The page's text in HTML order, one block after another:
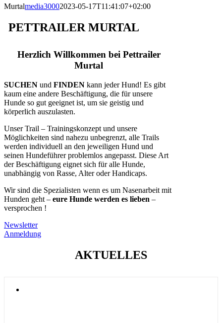
Murtalmedia30002023-05-17T11:41:07+02:00
PETTRAILER MURTAL
Herzlich Willkommen bei Pettrailer
Murtal
SUCHEN und FINDEN kann jeder Hund! Es gibt
kaum eine andere Beschäftigung, die für unsere
Hunde so gut geeignet ist, um sie geistig und
körperlich auszulasten.
Unser Trail – Trainingskonzept und unsere
Möglichkeiten sind nahezu unbegrenzt, alle Trails
werden individuell an den jeweiligen Hund und
seinen Hundeführer problemlos angepasst. Diese Art
der Beschäftigung eignet sich für alle Hunde,
unabhängig von Rasse, Alter oder Handicaps.
Wir sind die Spezialisten wenn es um Nasenarbeit mit
Hunden geht – eure Hunde werden es lieben –
versprochen !
Newsletter
Anmeldung
AKTUELLES